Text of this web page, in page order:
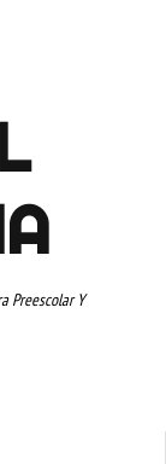
Preescolar Y